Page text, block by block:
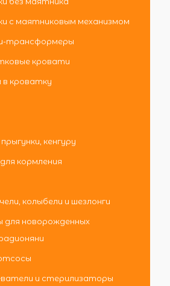
с маятниковым механизмом
трансформеры
кровати
кроватку
кенгуру
кормления
колыбели и шезлонги
для новорожденных
и стерилизаторы